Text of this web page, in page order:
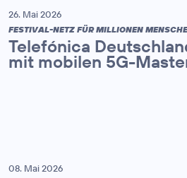
26. Mai 2026
FESTIVAL-NETZ FÜR MILLIONEN
Telefónica
mit mobilen 5G-
08. Mai 2026